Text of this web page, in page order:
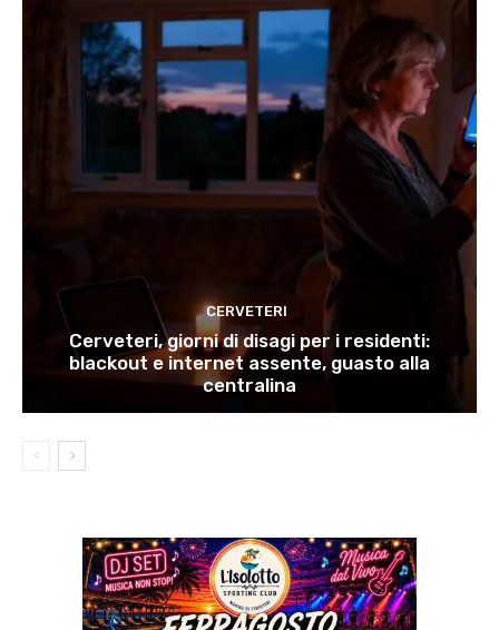
CERVETERI
Cerveteri, giorni di disagi per i residenti:
blackout e internet assente, guasto alla
centralina